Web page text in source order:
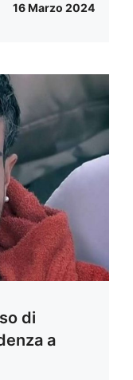
16 Marzo 2024
di
a